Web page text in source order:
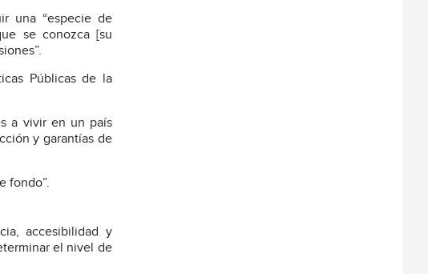
una “especie de
se conozca [su
Públicas de la
a vivir en un país
y garantías de
fondo”.
accesibilidad y
el nivel de